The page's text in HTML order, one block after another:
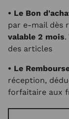
• Le Bon
par e-mail dès
valable 2 mois.
des articles
• Le
réception,
forfaitaire aux